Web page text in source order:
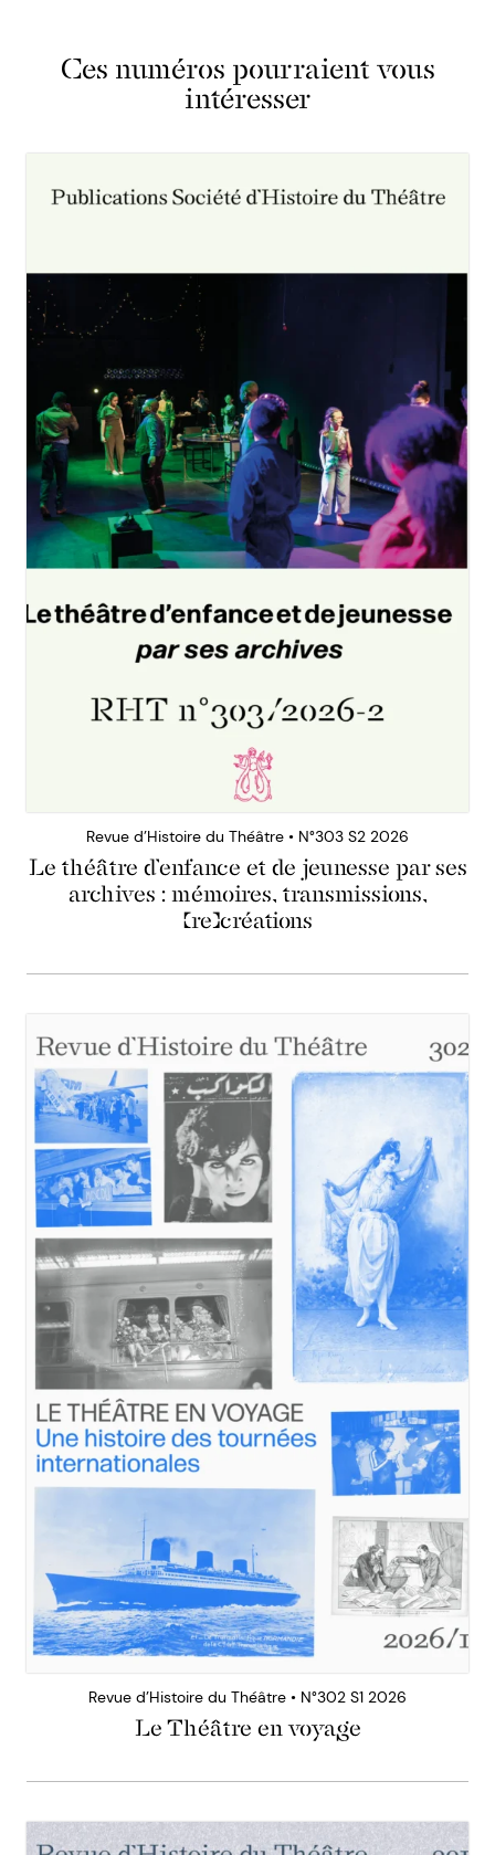
Ces numéros pourraient vous
intéresser
Revue d’Histoire du Théâtre • N°303 S2 2026
Le théâtre d’enfance et de jeunesse par ses
archives : mémoires, transmissions,
(re)créations
Revue d’Histoire du Théâtre • N°302 S1 2026
Le Théâtre en voyage